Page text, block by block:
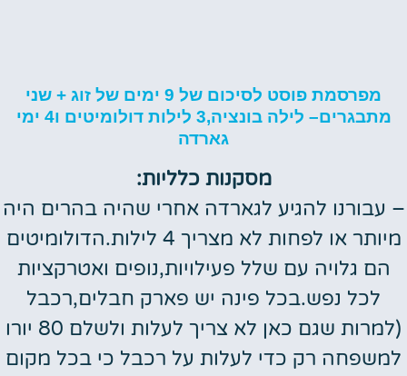
מפרסמת פוסט לסיכום של 9 ימים של זוג + שני
מתבגרים– לילה בונציה,3 לילות דולומיטים ו4 ימי
גארדה
מסקנות כלליות:
– עבורנו להגיע לגארדה אחרי שהיה בהרים היה
מיותר או לפחות לא מצריך 4 לילות.הדולומיטים
הם גלויה עם שלל פעילויות,נופים ואטרקציות
לכל נפש.בכל פינה יש פארק חבלים,רכבל
(למרות שגם כאן לא צריך לעלות ולשלם 80 יורו
למשפחה רק כדי לעלות על רכבל כי בכל מקום